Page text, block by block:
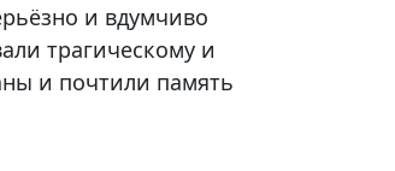
и вдумчиво
трагическому и
и почтили память